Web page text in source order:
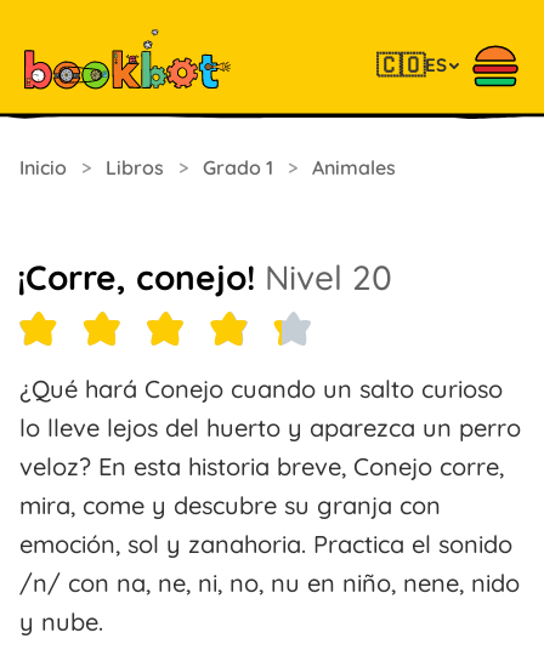
🇨🇴ES
Inicio > Libros > Grado 1 > Animales
¡Corre, conejo! Nivel 20
¿Qué hará Conejo cuando un salto curioso
lo lleve lejos del huerto y aparezca un perro
veloz? En esta historia breve, Conejo corre,
mira, come y descubre su granja con
emoción, sol y zanahoria. Practica el sonido
/n/ con na, ne, ni, no, nu en niño, nene, nido
y nube.